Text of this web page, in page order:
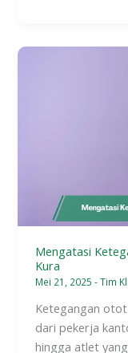
Mengatasi
Kura
Mei 21, 2025-Tim
Ketegangan
dari pekerja
hingga atlet